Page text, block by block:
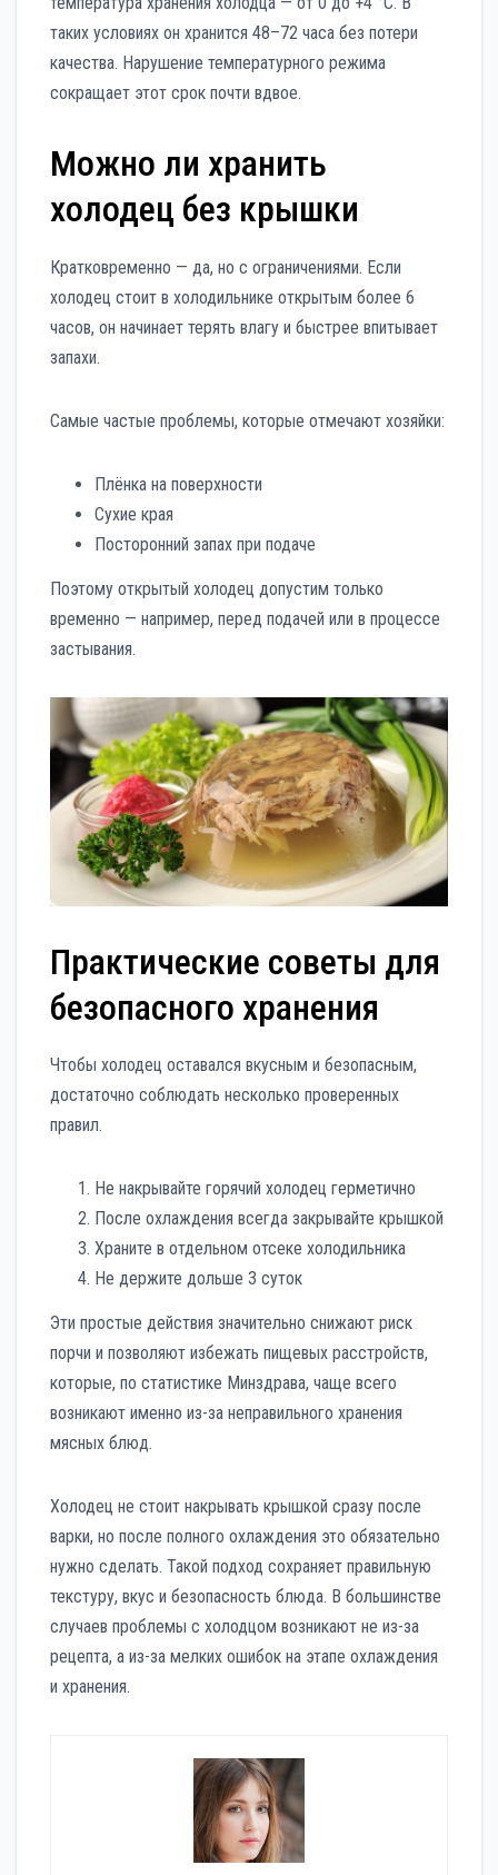
таких условиях он хранится 48–72 часа без потери
качества. Нарушение температурного режима
сокращает этот срок почти вдвое.
Можно ли хранить
холодец без крышки
Кратковременно — да, но с ограничениями. Если
холодец стоит в холодильнике открытым более 6
часов, он начинает терять влагу и быстрее впитывает
запахи.
Самые частые проблемы, которые отмечают хозяйки:
Плёнка на поверхности
Сухие края
Посторонний запах при подаче
Поэтому открытый холодец допустим только
временно — например, перед подачей или в процессе
застывания.
Практические советы для
безопасного хранения
Чтобы холодец оставался вкусным и безопасным,
достаточно соблюдать несколько проверенных
правил.
Не накрывайте горячий холодец герметично
После охлаждения всегда закрывайте крышкой
Храните в отдельном отсеке холодильника
Не держите дольше 3 суток
Эти простые действия значительно снижают риск
порчи и позволяют избежать пищевых расстройств,
которые, по статистике Минздрава, чаще всего
возникают именно из-за неправильного хранения
мясных блюд.
Холодец не стоит накрывать крышкой сразу после
варки, но после полного охлаждения это обязательно
нужно сделать. Такой подход сохраняет правильную
текстуру, вкус и безопасность блюда. В большинстве
случаев проблемы с холодцом возникают не из-за
рецепта, а из-за мелких ошибок на этапе охлаждения
и хранения.